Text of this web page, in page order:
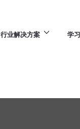
行业解决方案 学习